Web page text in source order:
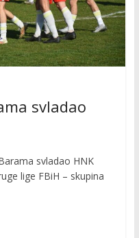
svladao
svladao HNK
lige FBiH – skupina